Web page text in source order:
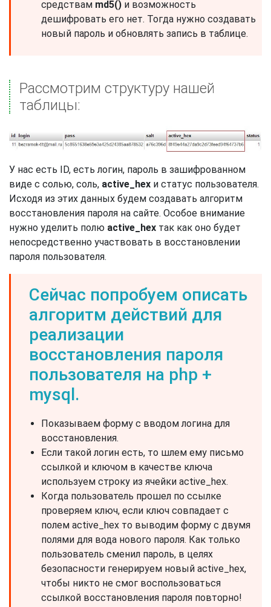
средствам md5() и возможность
дешифровать его нет. Тогда нужно создавать
новый пароль и обновлять запись в таблице.
Рассмотрим структуру нашей
таблицы:
У нас есть ID, есть логин, пароль в зашифрованном
виде с солью, соль, active_hex и статус пользователя.
Исходя из этих данных будем создавать алгоритм
восстановления пароля на сайте. Особое внимание
нужно уделить полю active_hex так как оно будет
непосредственно участвовать в восстановлении
пароля пользователя.
Сейчас попробуем описать
алгоритм действий для
реализации
восстановления пароля
пользователя на php +
mysql.
Показываем форму с вводом логина для
восстановления.
Если такой логин есть, то шлем ему письмо
ссылкой и ключом в качестве ключа
используем строку из ячейки active_hex.
Когда пользователь прошел по ссылке
проверяем ключ, если ключ совпадает с
полем active_hex то выводим форму с двумя
полями для вода нового пароля. Как только
пользователь сменил пароль, в целях
безопасности генерируем новый active_hex,
чтобы никто не смог воспользоваться
ссылкой восстановления пароля повторно!